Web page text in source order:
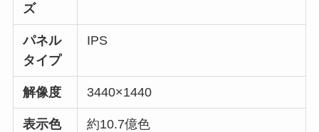
ズ
パネル
タイプ
IPS
解像度 3440×1440
表示色 約10.7億色